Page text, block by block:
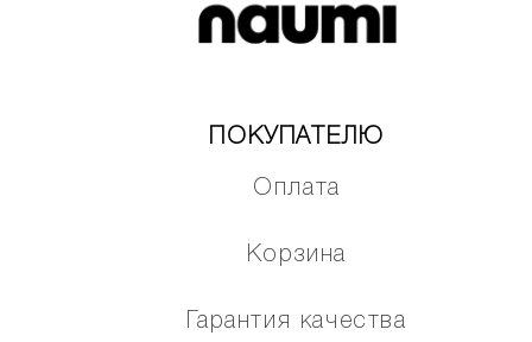
ПОКУПАТЕЛЮ
Оплата
Корзина
Гарантия качества